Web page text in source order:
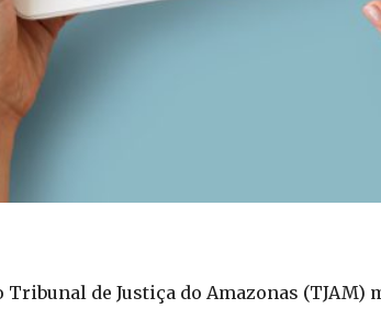
Tribunal de Justiça do Amazonas